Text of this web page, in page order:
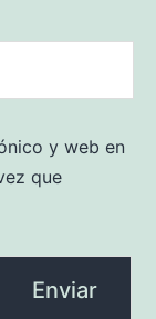
y web en
que